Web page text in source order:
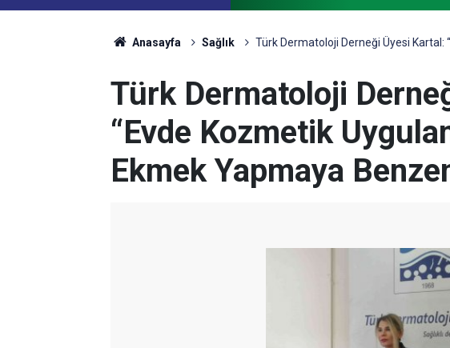
Anasayfa Sağlık Türk Dermatoloji Derneği Üyesi
Türk Dermatoloji
“Evde Kozmetik
Ekmek Yapmaya